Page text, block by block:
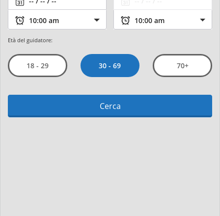
Età del guidatore:
18 - 29 30 - 69 70+
Cerca